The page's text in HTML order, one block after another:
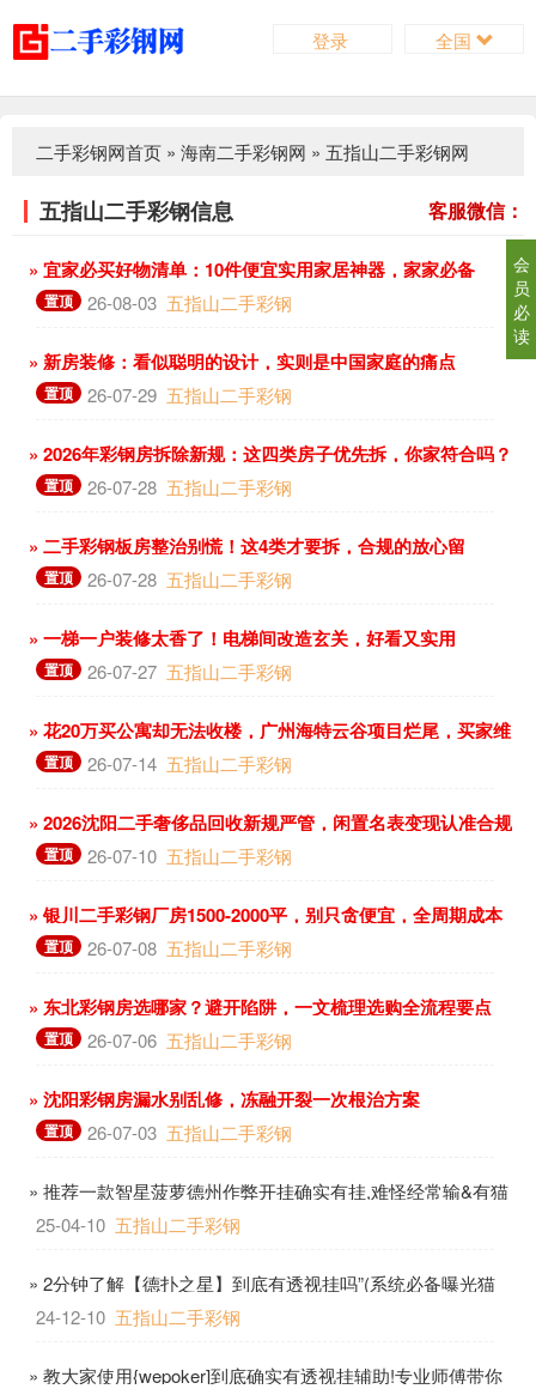
全国
登录
二手彩钢网首页 » 海南二手彩钢网 » 五指山二手彩钢网
五指山二手彩钢信息 客服微信：
» 宜家必买好物清单：10件便宜实用家居神器，家家必备
置顶 26-08-03 五指山二手彩钢
» 新房装修：看似聪明的设计，实则是中国家庭的痛点
置顶 26-07-29 五指山二手彩钢
» 2026年彩钢房拆除新规：这四类房子优先拆，你家符合吗？
置顶 26-07-28 五指山二手彩钢
» 二手彩钢板房整治别慌！这4类才要拆，合规的放心留
置顶 26-07-28 五指山二手彩钢
» 一梯一户装修太香了！电梯间改造玄关，好看又实用
置顶 26-07-27 五指山二手彩钢
» 花20万买公寓却无法收楼，广州海特云谷项目烂尾，买家维
权难
置顶 26-07-14 五指山二手彩钢
» 2026沈阳二手奢侈品回收新规严管，闲置名表变现认准合规
店置顶 26-07-10 五指山二手彩钢
» 银川二手彩钢厂房1500-2000平，别只贪便宜，全周期成本
更关键
置顶 26-07-08 五指山二手彩钢
» 东北彩钢房选哪家？避开陷阱，一文梳理选购全流程要点
置顶 26-07-06 五指山二手彩钢
» 沈阳彩钢房漏水别乱修，冻融开裂一次根治方案
置顶 26-07-03 五指山二手彩钢
» 推荐一款智星菠萝德州作弊开挂确实有挂,难怪经常输&有猫
25-04-10 五指山二手彩钢
» 2分钟了解【德扑之星】到底有透视挂吗”(系统必备曝光猫
24-12-10 五指山二手彩钢
» 教大家使用{wepoker]到底确实有透视挂辅助!专业师傅带你
会
员
必
读